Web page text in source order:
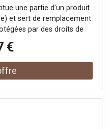
une partie d’un produit
et sert de remplacement
par des droits de
déposés. Le client
ni lui-même ni ses autres
n’utilisent les pièces
exclusivement pour la
€